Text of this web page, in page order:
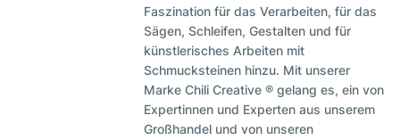
Faszination für das Verarbeiten, für das
Sägen, Schleifen, Gestalten und für
künstlerisches Arbeiten mit
Schmucksteinen hinzu. Mit unserer
Marke Chili Creative ® gelang es, ein von
Expertinnen und Experten aus unserem
Großhandel und von unseren